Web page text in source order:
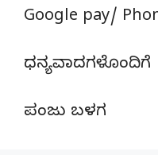
Google pay/
ಧನ್ಯವಾದಗಳೊಂದಿಗೆ
ಪಂಜು ಬಳಗ